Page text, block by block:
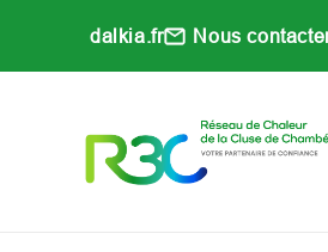
dalkia.fr Nous